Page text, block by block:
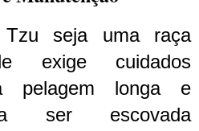
seja uma raça
exige cuidados
pelagem longa e
ser escovada